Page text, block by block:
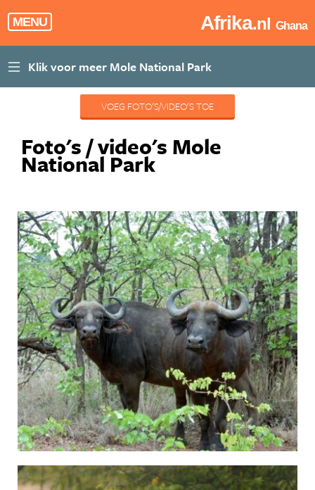
MENU Afrika.nl Ghana
VOEG FOTO'S/VIDEO'S TOE
Foto's / video's Mole
National Park